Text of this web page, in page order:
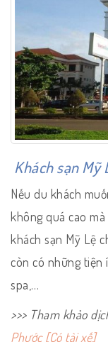
Khách sạn Mỹ
Nếu du khách
không quá cao
khách sạn Mỹ Lệ
còn có những tiện
spa,…
>>> Tham khảo
Phước [Có tài xế]